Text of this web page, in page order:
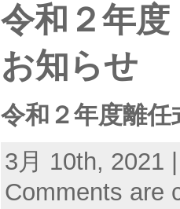
令和２年
お知らせ
令和２年度離
3月 10th, 2021
Comments are